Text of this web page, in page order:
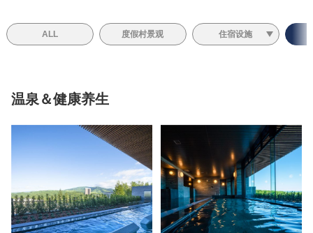
ALL 度假村景观 住宿设施
温泉＆健康养生